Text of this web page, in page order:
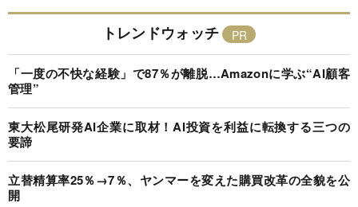
トレンドウォッチ
「一度の不快な経験」で87％が離脱…Amazonに学ぶ“AI顧客
管理”
東大松尾研発AI企業に取材！AI投資を利益に転換する三つの
要諦
立替精算率25％→7％、ヤンマーを変えた購買改革の全貌を公
開